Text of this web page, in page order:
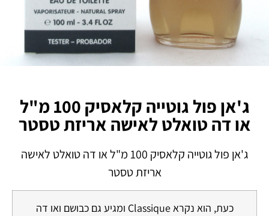
ג'אן פול גוטייה קלאסיק 100 מ"ל
או דה טואלט לאישה אריזת טסטר
ג'אן פול גוטייה קלאסיק 100 מ"ל או דה טואלט לאישה
אריזת טסטר
כעת, הוא נקרא Classique ומגיע גם כבושם ואו דה